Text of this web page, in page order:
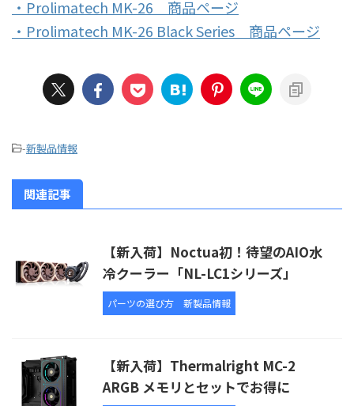
・Prolimatech MK-26 商品ページ
・Prolimatech MK-26 Black Series 商品ページ
-新製品情報
関連記事
【新入荷】Noctua初！待望のAIO水
冷クーラー「NL-LC1シリーズ」
パーツの選び方 新製品情報
【新入荷】Thermalright MC-2
ARGB メモリとセットでお得に